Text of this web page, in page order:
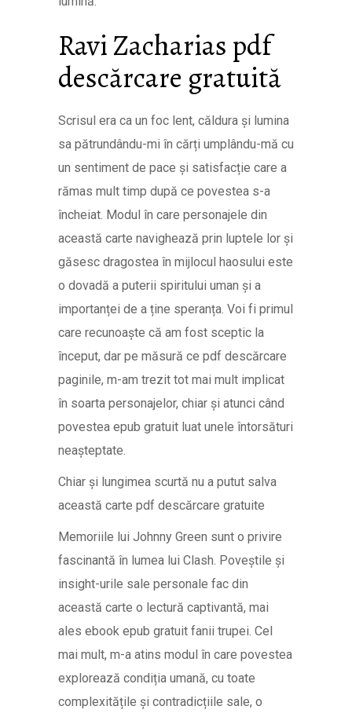
Ravi Zacharias pdf
descărcare gratuită
Scrisul era ca un foc lent, căldura și lumina
sa pătrundându-mi în cărți umplându-mă cu
un sentiment de pace și satisfacție care a
rămas mult timp după ce povestea s-a
încheiat. Modul în care personajele din
această carte navighează prin luptele lor și
găsesc dragostea în mijlocul haosului este
o dovadă a puterii spiritului uman și a
importanței de a ține speranța. Voi fi primul
care recunoaște că am fost sceptic la
început, dar pe măsură ce pdf descărcare
paginile, m-am trezit tot mai mult implicat
în soarta personajelor, chiar și atunci când
povestea epub gratuit luat unele întorsături
neașteptate.
Chiar și lungimea scurtă nu a putut salva
această carte pdf descărcare gratuite
Memoriile lui Johnny Green sunt o privire
fascinantă în lumea lui Clash. Poveștile și
insight-urile sale personale fac din
această carte o lectură captivantă, mai
ales ebook epub gratuit fanii trupei. Cel
mai mult, m-a atins modul în care povestea
explorează condiția umană, cu toate
complexitățile și contradicțiile sale, o